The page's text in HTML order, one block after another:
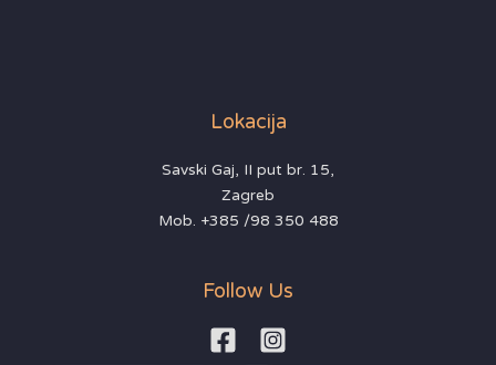
Lokacija
Savski Gaj, II put br. 15,
Zagreb
Mob. +385 /98 350 488
Follow Us